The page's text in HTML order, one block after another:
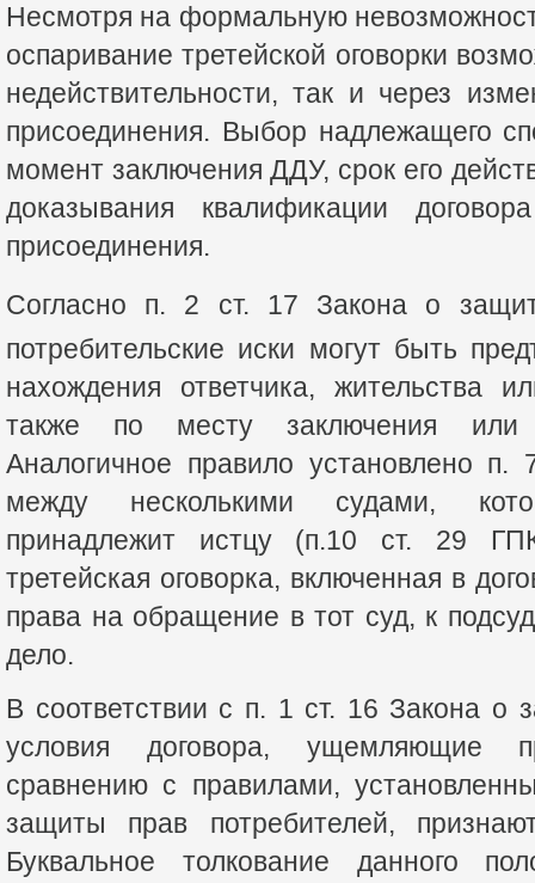
Несмотря на формальную
оспаривание третейской оговорки
недействительности, так и через
присоединения. Выбор надлежащего
момент заключения ДДУ, срок его
доказывания квалификации
присоединения.
Согласно п. 2 ст. 17 Закона о
потребительские иски могут быть
нахождения ответчика, жительства
также по месту заключения или
Аналогичное правило установлено
между несколькими судами,
принадлежит истцу (п.10 ст. 29
третейская оговорка, включенная в
права на обращение в тот суд, к
дело.
В соответствии с п. 1 ст. 16 Закона о
условия договора, ущемляющие
сравнению с правилами,
защиты прав потребителей,
Буквальное толкование данного